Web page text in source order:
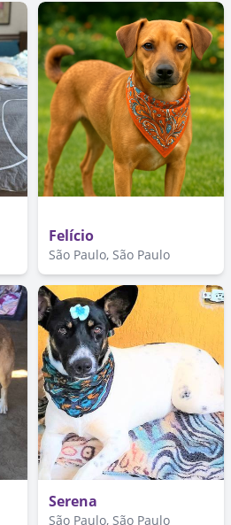
Felício
São Paulo, São Paulo
Serena
São Paulo, São Paulo